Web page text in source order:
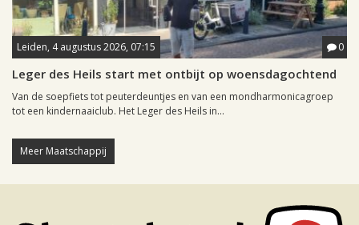
Leiden, 4 augustus 2026, 07:15 0
Leger des Heils start met ontbijt op woensdagochtend
Van de soepfiets tot peuterdeuntjes en van een mondharmonicagroep
tot een kindernaaiclub. Het Leger des Heils in...
Meer Maatschappij